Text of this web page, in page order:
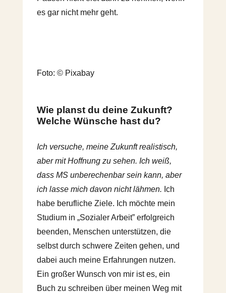
es gar nicht mehr geht.
Foto: © Pixabay
Wie planst du deine Zukunft?
Welche Wünsche hast du?
Ich versuche, meine Zukunft realistisch,
aber mit Hoffnung zu sehen. Ich weiß,
dass MS unberechenbar sein kann, aber
ich lasse mich davon nicht lähmen. Ich
habe berufliche Ziele. Ich möchte mein
Studium in „Sozialer Arbeit” erfolgreich
beenden, Menschen unterstützen, die
selbst durch schwere Zeiten gehen, und
dabei auch meine Erfahrungen nutzen.
Ein großer Wunsch von mir ist es, ein
Buch zu schreiben über meinen Weg mit